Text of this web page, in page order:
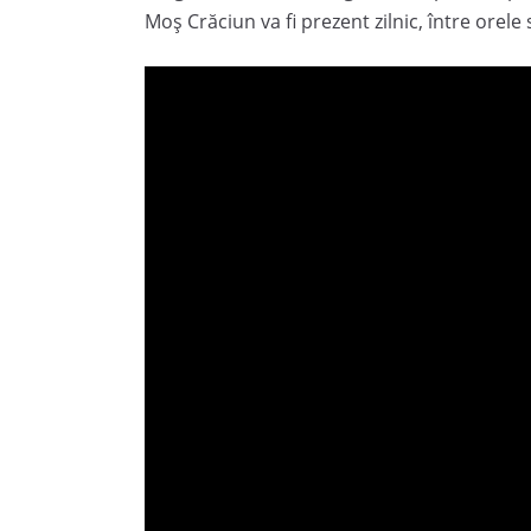
Moș Crăciun va fi prezent zilnic, între